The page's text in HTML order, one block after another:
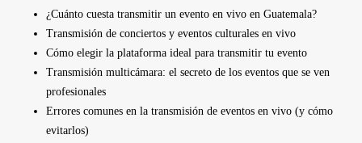
¿Cuánto cuesta transmitir un evento en vivo en Guatemala?
Transmisión de conciertos y eventos culturales en vivo
Cómo elegir la plataforma ideal para transmitir tu evento
Transmisión multicámara: el secreto de los eventos que se ven
profesionales
Errores comunes en la transmisión de eventos en vivo (y cómo
evitarlos)